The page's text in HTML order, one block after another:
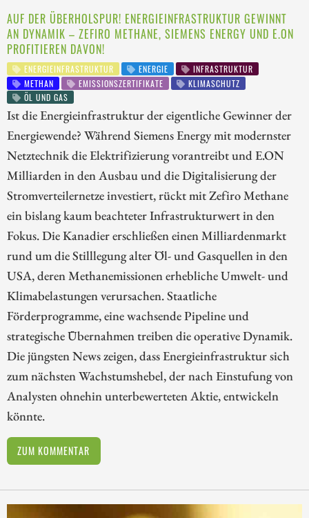
AUF DER ÜBERHOLSPUR! ENERGIEINFRASTRUKTUR GEWINNT
AN DYNAMIK – ZEFIRO METHANE, SIEMENS ENERGY UND E.ON
PROFITIEREN DAVON!
ENERGIEINFRASTRUKTUR ENERGIE
INFRASTRUKTUR
METHAN
EMISSIONSZERTIFIKATE
KLIMASCHUTZ
ÖL UND GAS
Ist die Energieinfrastruktur der eigentliche Gewinner der
Energiewende? Während Siemens Energy mit modernster
Netztechnik die Elektrifizierung vorantreibt und E.ON
Milliarden in den Ausbau und die Digitalisierung der
Stromverteilernetze investiert, rückt mit Zefiro Methane
ein bislang kaum beachteter Infrastrukturwert in den
Fokus. Die Kanadier erschließen einen Milliardenmarkt
rund um die Stilllegung alter Öl- und Gasquellen in den
USA, deren Methanemissionen erhebliche Umwelt- und
Klimabelastungen verursachen. Staatliche
Förderprogramme, eine wachsende Pipeline und
strategische Übernahmen treiben die operative Dynamik.
Die jüngsten News zeigen, dass Energieinfrastruktur sich
zum nächsten Wachstumshebel, der nach Einstufung von
Analysten ohnehin unterbewerteten Aktie, entwickeln
könnte.
ZUM KOMMENTAR